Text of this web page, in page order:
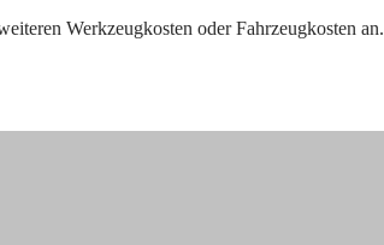
Werkzeugkosten oderFahrzeugkosten an.